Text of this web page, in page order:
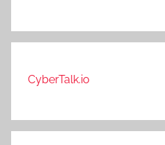
CyberTalk.io